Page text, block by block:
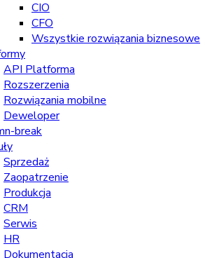
CIO
CFO
Wszystkie rozwiązania biznesowe
API Platforma
Rozszerzenia
Rozwiązania mobilne
Deweloper
break
Sprzedaż
Zaopatrzenie
Produkcja
CRM
Serwis
HR
Dokumentacja